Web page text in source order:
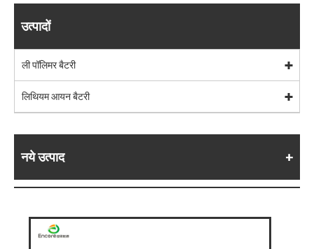
उत्पादों
ली पॉलिमर बैटरी
लिथियम आयन बैटरी
नये उत्पाद